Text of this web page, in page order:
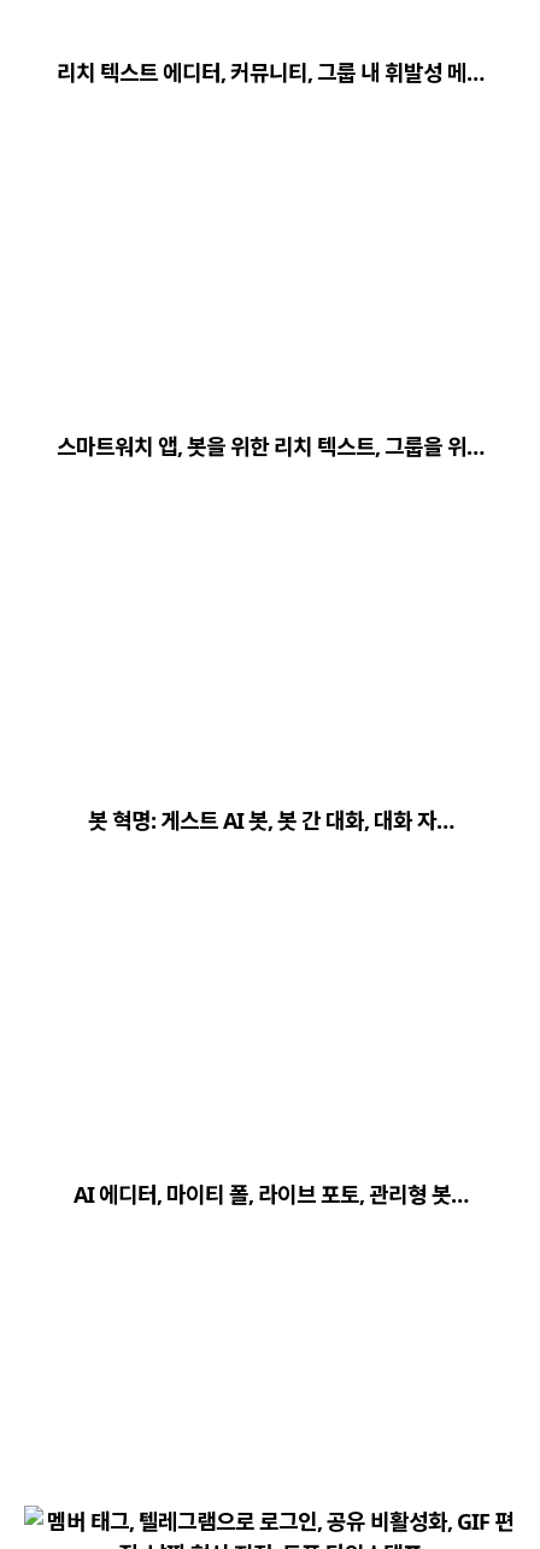
리치 텍스트 에디터, 커뮤니티, 그룹 내 휘발성 메…
스마트워치 앱, 봇을 위한 리치 텍스트, 그룹을 위…
봇 혁명: 게스트 AI 봇, 봇 간 대화, 대화 자…
AI 에디터, 마이티 폴, 라이브 포토, 관리형 봇…